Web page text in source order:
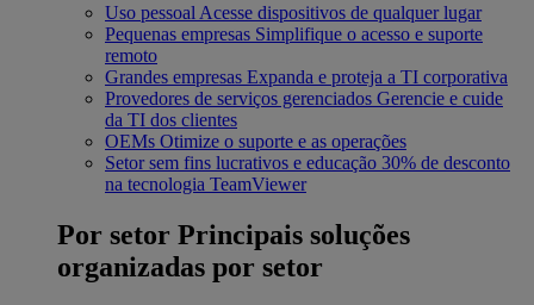
Uso pessoal Acesse dispositivos de qualquer lugar
Pequenas empresas Simplifique o acesso e suporte
remoto
Grandes empresas Expanda e proteja a TI corporativa
Provedores de serviços gerenciados Gerencie e cuide
da TI dos clientes
OEMs Otimize o suporte e as operações
Setor sem fins lucrativos e educação 30% de desconto
na tecnologia TeamViewer
Por setor Principais soluções
organizadas por setor